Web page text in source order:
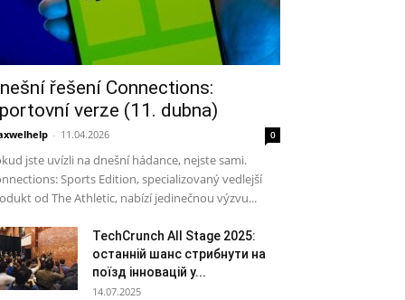
řešení Connections:
verze (11. dubna)
- 11.04.2026 0
jste uvízli na dnešní hádance, nejste sami.
Sports Edition, specializovaný vedlejší
od The Athletic, nabízí jedinečnou výzvu...
TechCrunch All Stage 2025:
останній шанс стрибнути на
поїзд інновацій у...
14.07.2025